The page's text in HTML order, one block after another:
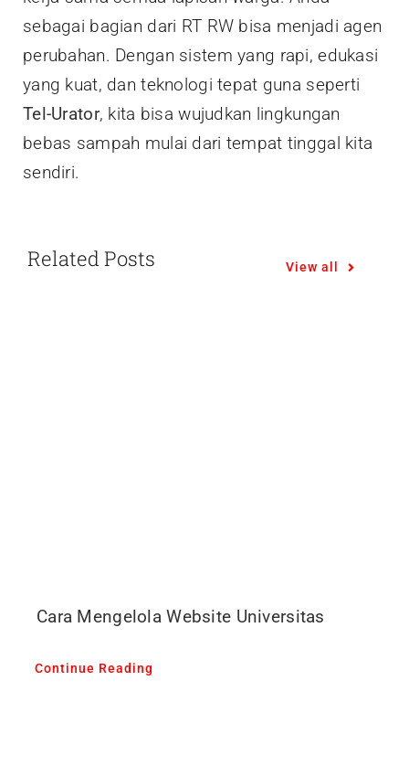
sebagai bagian dari RT RW bisa menjadi agen
perubahan. Dengan sistem yang rapi, edukasi
yang kuat, dan teknologi tepat guna seperti
Tel-Urator, kita bisa wujudkan lingkungan
bebas sampah mulai dari tempat tinggal kita
sendiri.
Related Posts View all
Cara Mengelola Website Universitas
Continue Reading